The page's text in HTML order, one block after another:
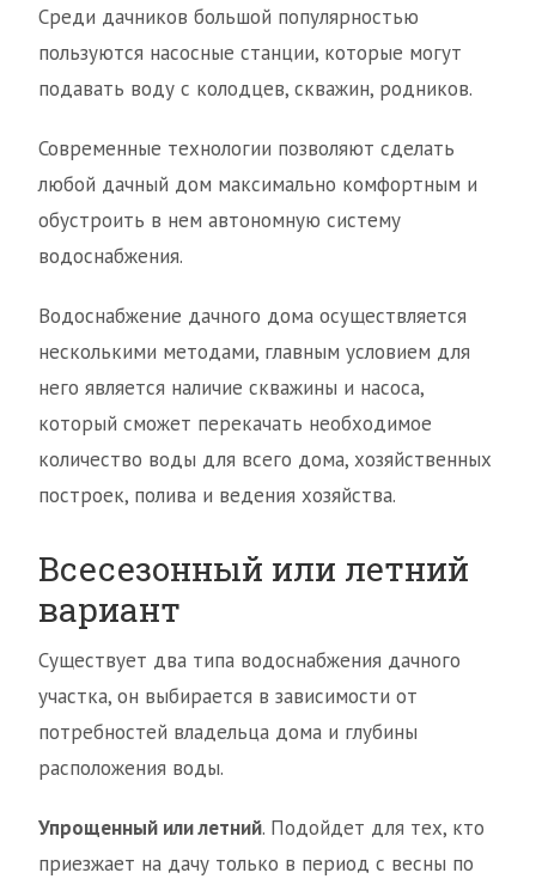
Среди дачников большой популярностью
пользуются насосные станции, которые могут
подавать воду с колодцев, скважин, родников.
Современные технологии позволяют сделать
любой дачный дом максимально комфортным и
обустроить в нем автономную систему
водоснабжения.
Водоснабжение дачного дома осуществляется
несколькими методами, главным условием для
него является наличие скважины и насоса,
который сможет перекачать необходимое
количество воды для всего дома, хозяйственных
построек, полива и ведения хозяйства.
Всесезонный или летний
вариант
Существует два типа водоснабжения дачного
участка, он выбирается в зависимости от
потребностей владельца дома и глубины
расположения воды.
Упрощенный или летний. Подойдет для тех, кто
приезжает на дачу только в период с весны по